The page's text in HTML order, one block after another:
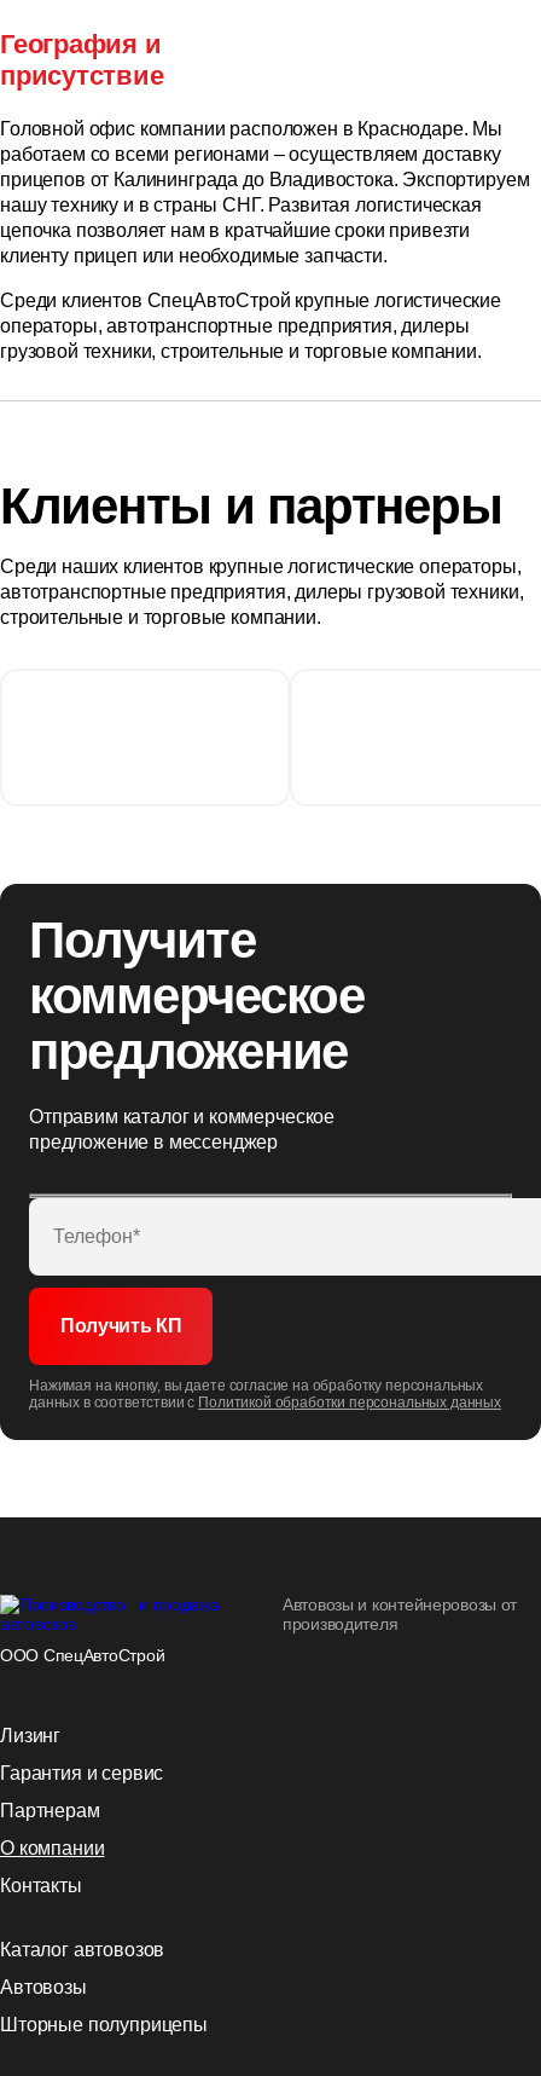
География и
присутствие
Головной офис компании расположен в Краснодаре. Мы
работаем со всеми регионами – осуществляем доставку
прицепов от Калининграда до Владивостока. Экспортируем
нашу технику и в страны СНГ. Развитая логистическая
цепочка позволяет нам в кратчайшие сроки привезти
клиенту прицеп или необходимые запчасти.
Среди клиентов СпецАвтоСтрой крупные логистические
операторы, автотранспортные предприятия, дилеры
грузовой техники, строительные и торговые компании.
Клиенты и партнеры
Среди наших клиентов крупные логистические операторы,
автотранспортные предприятия, дилеры грузовой техники,
строительные и торговые компании.
Получите
коммерческое
предложение
Отправим каталог и коммерческое
предложение в мессенджер
Нажимая на кнопку, вы даете согласие на обработку персональных
данных в соответствии c Политикой обработки персональных данных
ООО СпецАвтоСтрой
Автовозы и контейнеровозы от
производителя
Лизинг
Гарантия и сервис
Партнерам
О компании
Контакты
Каталог автовозов
Автовозы
Шторные полуприцепы